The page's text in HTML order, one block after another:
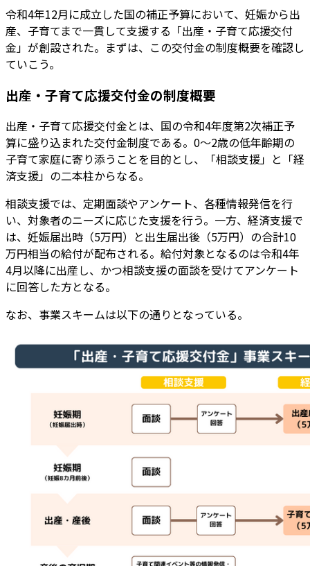
令和4年12月に成立した国の補正予算において、妊娠から出
産、子育てまで一貫して支援する「出産・子育て応援交付
金」が創設された。まずは、この交付金の制度概要を確認し
ていこう。
出産・子育て応援交付金の制度概要
出産・子育て応援交付金とは、国の令和4年度第2次補正予
算に盛り込まれた交付金制度である。0～2歳の低年齢期の
子育て家庭に寄り添うことを目的とし、「相談支援」と「経
済支援」の二本柱からなる。
相談支援では、定期面談やアンケート、各種情報発信を行
い、対象者のニーズに応じた支援を行う。一方、経済支援で
は、妊娠届出時（5万円）と出生届出後（5万円）の合計10
万円相当の給付が配布される。給付対象となるのは令和4年
4月以降に出産し、かつ相談支援の面談を受けてアンケート
に回答した方となる。
なお、事業スキームは以下の通りとなっている。